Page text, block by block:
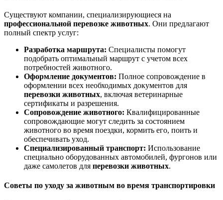
Существуют компании, специализирующиеся на
профессиональной перевозке животных. Они предлагают
полный спектр услуг:
Разработка маршрута: Специалисты помогут
подобрать оптимальный маршрут с учетом всех
потребностей животного.
Оформление документов: Полное сопровождение в
оформлении всех необходимых документов для
перевозки животных, включая ветеринарные
сертификаты и разрешения.
Сопровождение животного: Квалифицированные
сопровождающие могут следить за состоянием
животного во время поездки, кормить его, поить и
обеспечивать уход.
Специализированный транспорт: Использование
специально оборудованных автомобилей, фургонов или
даже самолетов для перевозки животных.
Советы по уходу за животным во время транспортировки